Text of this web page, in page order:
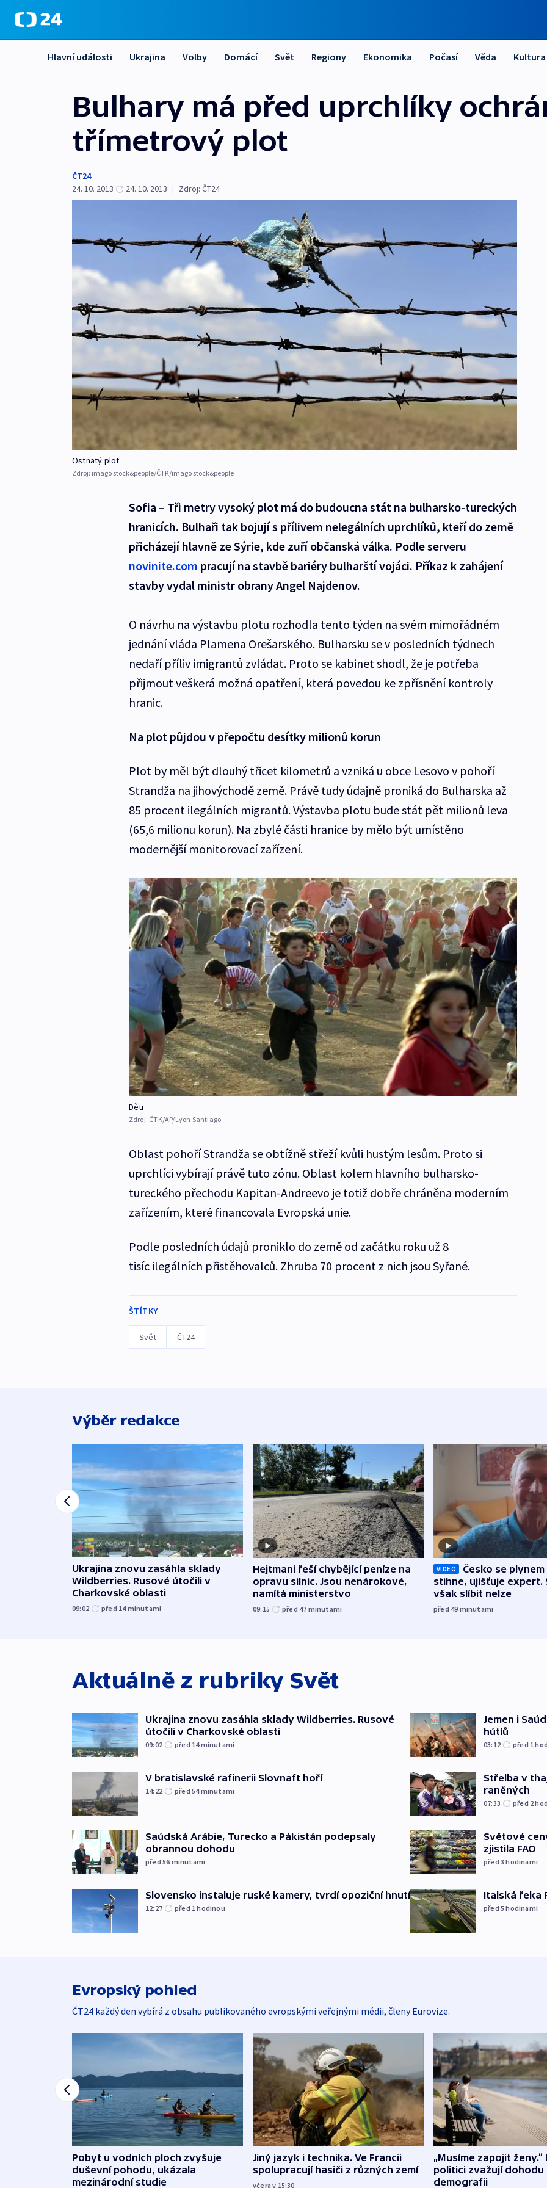
Hlavní události Ukrajina Volby Domácí Svět Regiony Ekonomika Počasí Věda Kultura
Bulhary má před uprchlíky
třímetrový plot
ČT24
24. 10. 2013
24. 10. 2013 | Zdroj: ČT24
Ostnatý plot
Zdroj: imago stock&people/ČTK/imago stock&people
Sofia – Tři metry vysoký plot má do budoucna stát na bulharsko-tureckých
hranicích. Bulhaři tak bojují s přílivem nelegálních uprchlíků, kteří do země
přicházejí hlavně ze Sýrie, kde zuří občanská válka. Podle serveru
novinite.com pracují na stavbě bariéry bulharští vojáci. Příkaz k zahájení
stavby vydal ministr obrany Angel Najdenov.
O návrhu na výstavbu plotu rozhodla tento týden na svém mimořádném
jednání vláda Plamena Orešarského. Bulharsku se v posledních týdnech
nedaří příliv imigrantů zvládat. Proto se kabinet shodl, že je potřeba
přijmout veškerá možná opatření, která povedou ke zpřísnění kontroly
hranic.
Na plot půjdou v přepočtu desítky milionů korun
Plot by měl být dlouhý třicet kilometrů a vzniká u obce Lesovo v pohoří
Strandža na jihovýchodě země. Právě tudy údajně proniká do Bulharska až
85 procent ilegálních migrantů. Výstavba plotu bude stát pět milionů leva
(65,6 milionu korun). Na zbylé části hranice by mělo být umístěno
modernější monitorovací zařízení.
Děti
Zdroj: ČTK/AP/Lyon Santiago
Oblast pohoří Strandža se obtížně střeží kvůli hustým lesům. Proto si
uprchlíci vybírají právě tuto zónu. Oblast kolem hlavního bulharsko-
tureckého přechodu Kapitan-Andreevo je totiž dobře chráněna moderním
zařízením, které financovala Evropská unie.
Podle posledních údajů proniklo do země od začátku roku už 8
tisíc ilegálních přistěhovalců. Zhruba 70 procent z nich jsou Syřané.
ŠTÍTKY
Svět ČT24
Výběr redakce
Ukrajina znovu zasáhla sklady
Wildberries. Rusové útočili v
Charkovské oblasti
09:02 před 14minutami
Hejtmani řeší chybějící peníze na
opravu silnic. Jsou nenárokové,
namítá ministerstvo
09:15 před 47 minutami
VIDEO
Česko se
stihne, ujišťuje expert.
však slíbit nelze
před 49 minutami
Aktuálně z rubriky Svět
Ukrajina znovu zasáhla sklady Wildberries. Rusové
útočili v Charkovské oblasti
09:02 před 14minutami
V bratislavské rafinerii Slovnaft hoří
14:22 před 54minutami
Saúdská Arábie, Turecko a Pákistán podepsaly
obrannou dohodu
před 56 minutami
Slovensko instaluje ruské kamery, tvrdí opoziční hnutí
12:27 před 1hodinou
Jemen i
hútíů
03:12 před 1
Střelba v
raněných
07:33 před 2
Světové
zjistila FAO
před 3hodinami
Italská řeka
před 5hodinami
Evropský pohled
ČT24 každý den vybírá z obsahu publikovaného evropskými veřejnými médii, členy Eurovize.
Pobyt u vodních ploch zvyšuje
duševní pohodu, ukázala
mezinárodní studie
Jiný jazyk i technika. Ve Francii
spolupracují hasiči z různých zemí
včera v 15:30
„Musíme zapojit
politici zvažují dohodu
demografii